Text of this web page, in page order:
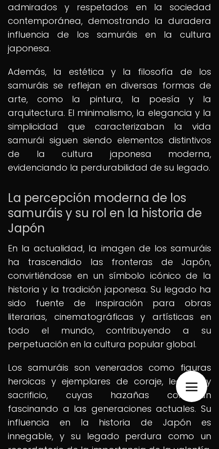
admirados y respetados en la sociedad
contemporánea, demostrando la duradera
influencia de los samuráis en la cultura
japonesa.
Además, la estética y la filosofía de los
samuráis se reflejan en diversas formas de
arte, como la pintura, la poesía y la
arquitectura. El minimalismo, la elegancia y la
simplicidad que caracterizaban la vida
samurái siguen siendo elementos distintivos
de la cultura japonesa moderna,
evidenciando la perdurabilidad de su legado.
La percepción moderna de los
samuráis y su rol en la historia de
Japón
En la actualidad, la imagen de los samuráis
ha trascendido las fronteras de Japón,
convirtiéndose en un símbolo icónico de la
historia y la tradición japonesa. Su legado ha
sido fuente de inspiración para obras
literarias, cinematográficas y artísticas en
todo el mundo, contribuyendo a su
perpetuación en la cultura popular global.
Los samuráis son venerados como figuras
heroicas y ejemplares de coraje, lealtad y
sacrificio, cuyas hazañas continúan
fascinando a las generaciones actuales. Su
influencia en la historia de Japón es
innegable, y su legado perdura como un